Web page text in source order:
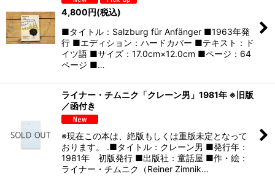
絞り込む
4,800円(税込)
■タイトル：Salzburg für Anfänger ■1963年発
行 ■エディション：ハードカバー ■テキスト：ド
イツ語 ■サイズ：17.0cm×12.0cm ■ページ：64
ページ ■…
ライナー・チムニク「クレーン男」1981年 ※旧版
／函付き
※現在この本は、絶版もしくは重版未定となって
おります。 .■タイトル：クレーン男 ■発行年：
1981年 初版発行 ■出版社：童話屋 ■作・絵：
ライナー・チムニク（Reiner Zimnik…